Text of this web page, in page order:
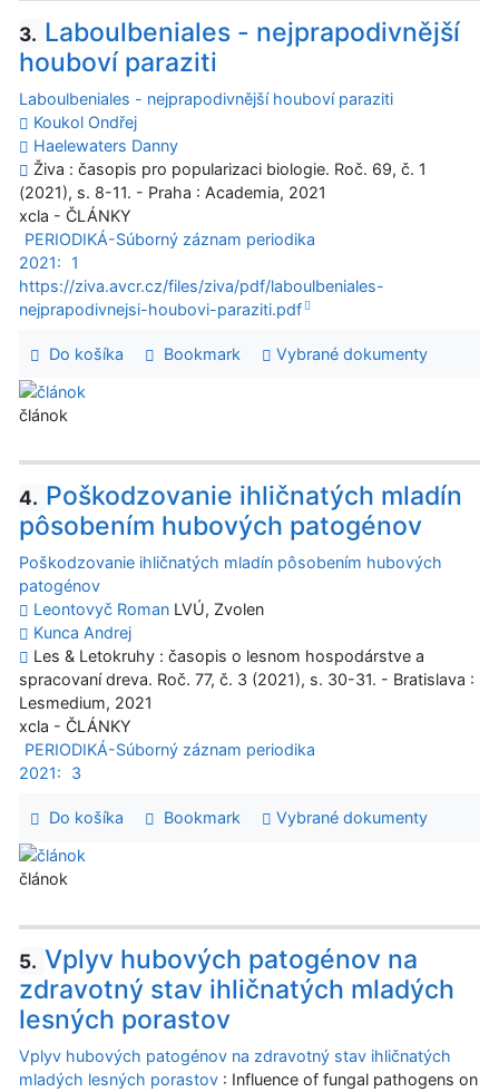
3. Laboulbeniales - nejprapodivnější
houboví paraziti
Laboulbeniales - nejprapodivnější houboví paraziti
Koukol Ondřej
Haelewaters Danny
Živa : časopis pro popularizaci biologie. Roč. 69, č. 1
(2021), s. 8-11. - Praha : Academia, 2021
xcla - ČLÁNKY
PERIODIKÁ-Súborný záznam periodika
2021:
1
https://ziva.avcr.cz/files/ziva/pdf/laboulbeniales-
nejprapodivnejsi-houbovi-paraziti.pdf
Do košíka Bookmark Vybrané dokumenty
článok
4. Poškodzovanie ihličnatých mladín
pôsobením hubových patogénov
Poškodzovanie ihličnatých mladín pôsobením hubových
patogénov
Leontovyč Roman LVÚ, Zvolen
Kunca Andrej
Les & Letokruhy : časopis o lesnom hospodárstve a
spracovaní dreva. Roč. 77, č. 3 (2021), s. 30-31. - Bratislava :
Lesmedium, 2021
xcla - ČLÁNKY
PERIODIKÁ-Súborný záznam periodika
2021:
3
Do košíka Bookmark Vybrané dokumenty
článok
5. Vplyv hubových patogénov na
zdravotný stav ihličnatých mladých
lesných porastov
Vplyv hubových patogénov na zdravotný stav ihličnatých
mladých lesných porastov : Influence of fungal pathogens on